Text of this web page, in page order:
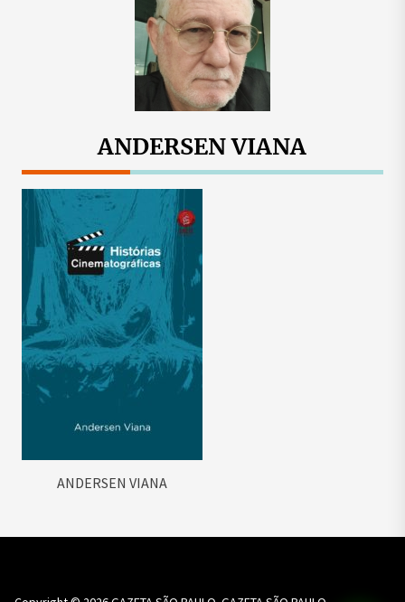
ANDERSEN VIANA
ANDERSEN VIANA